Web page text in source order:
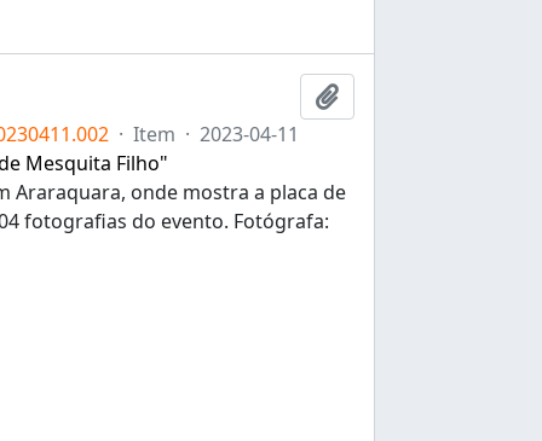
Adicionar a área de
· Item · 2023-04-11
Mesquita Filho"
Araraquara, onde mostra a placa de
fotografias do evento. Fotógrafa: